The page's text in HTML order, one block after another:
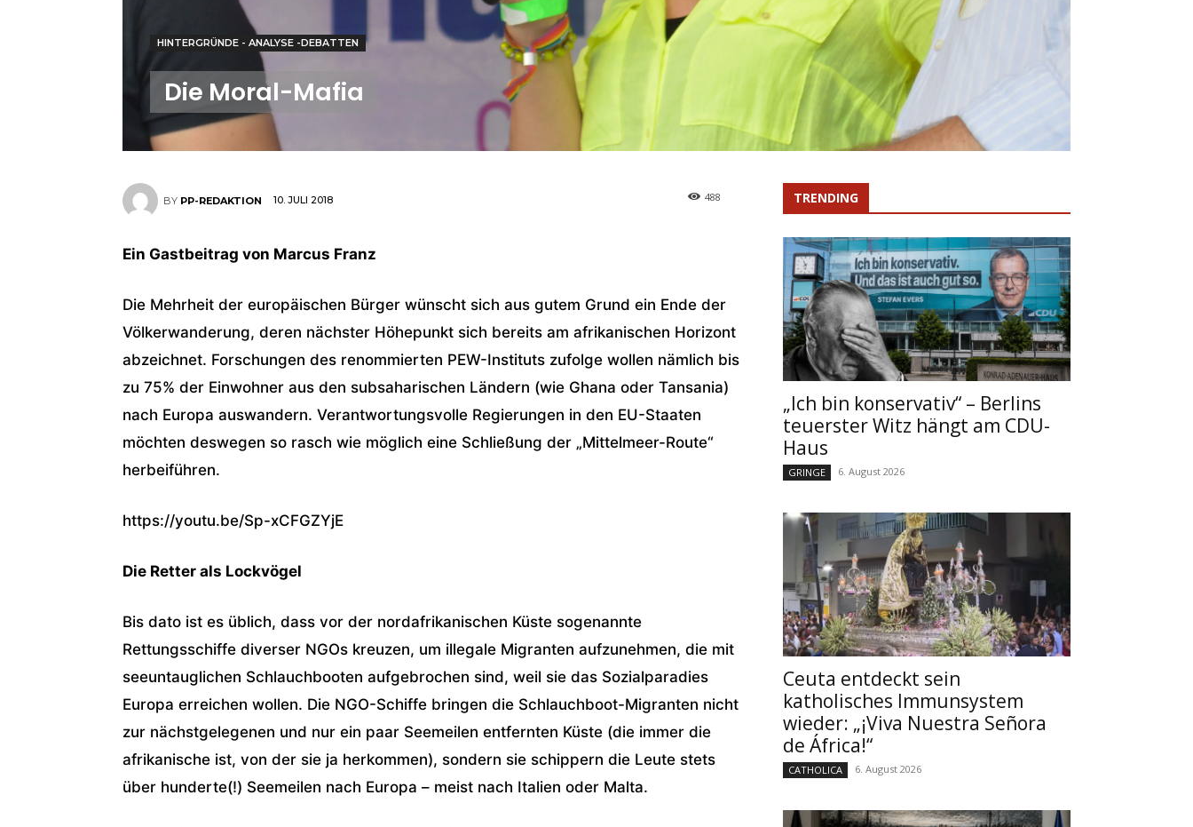
HINTERGRÜNDE - ANALYSE -DEBATTEN
Die Moral-Mafia
BY PP-REDAKTION 10. JULI 2018 488
Ein Gastbeitrag von Marcus Franz
Die Mehrheit der europäischen Bürger wünscht sich aus gutem Grund ein Ende der
Völkerwanderung, deren nächster Höhepunkt sich bereits am afrikanischen Horizont
abzeichnet. Forschungen des renommierten PEW-Instituts zufolge wollen nämlich bis
zu 75% der Einwohner aus den subsaharischen Ländern (wie Ghana oder Tansania)
nach Europa auswandern. Verantwortungsvolle Regierungen in den EU-Staaten
möchten deswegen so rasch wie möglich eine Schließung der „Mittelmeer-Route“
herbeiführen.
https://youtu.be/Sp-xCFGZYjE
Die Retter als Lockvögel
Bis dato ist es üblich, dass vor der nordafrikanischen Küste sogenannte
Rettungsschiffe diverser NGOs kreuzen, um illegale Migranten aufzunehmen, die mit
seeuntauglichen Schlauchbooten aufgebrochen sind, weil sie das Sozialparadies
Europa erreichen wollen. Die NGO-Schiffe bringen die Schlauchboot-Migranten nicht
zur nächstgelegenen und nur ein paar Seemeilen entfernten Küste (die immer die
afrikanische ist, von der sie ja herkommen), sondern sie schippern die Leute stets
über hunderte(!) Seemeilen nach Europa – meist nach Italien oder Malta.
TRENDING
„Ich bin konservativ“ – Berlins
teuerster Witz hängt am CDU-
Haus
GRINGE 6. August 2026
Ceuta entdeckt sein
katholisches Immunsystem
wieder: „¡Viva Nuestra Señora
de África!“
CATHOLICA 6. August 2026